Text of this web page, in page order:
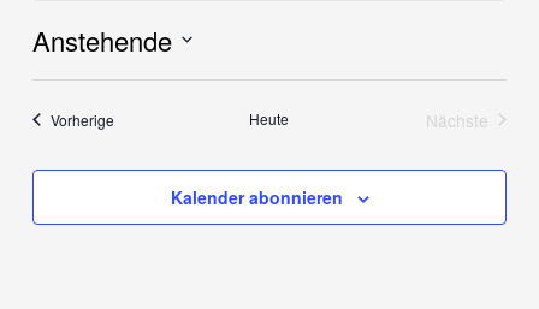
Anstehende
VorherigeVeranstaltungen Heute
Nächste
Kalender abonnieren